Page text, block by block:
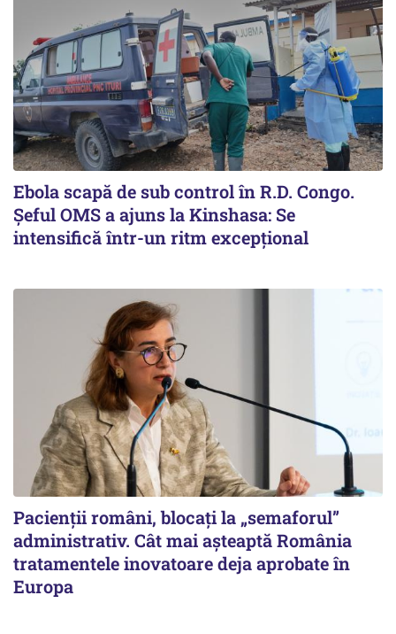
Ebola scapă de sub control în R.D. Congo.
Șeful OMS a ajuns la Kinshasa: Se
intensifică într-un ritm excepţional
Pacienții români, blocați la „semaforul”
administrativ. Cât mai așteaptă România
tratamentele inovatoare deja aprobate în
Europa